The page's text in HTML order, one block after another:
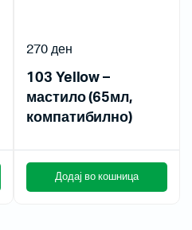
103 Yellow –
мастило (65мл,
компатибилно)
270ден
Додај во кошница